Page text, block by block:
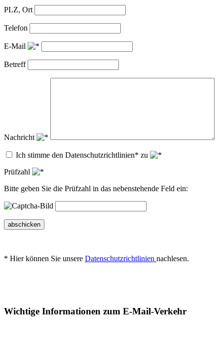
PLZ, Ort
Telefon
E-Mail
Betreff
Nachricht
Ich stimme den Datenschutzrichtlinien* zu
Prüfzahl
Bitte geben Sie die Prüfzahl in das nebenstehende Feld ein:
abschicken
* Hier können Sie unsere Datenschutzrichtlinien nachlesen.
Wichtige Informationen zum E-Mail-Verkehr